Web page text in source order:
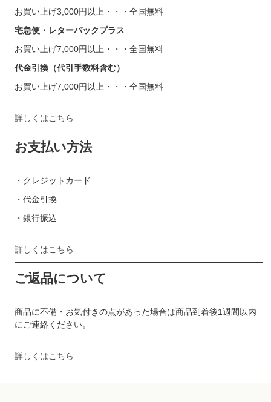
お買い上げ3,000円以上・・・全国無料
宅急便・レターパックプラス
お買い上げ7,000円以上・・・全国無料
代金引換（代引手数料含む）
お買い上げ7,000円以上・・・全国無料
詳しくはこちら
お支払い方法
・クレジットカード
・代金引換
・銀行振込
詳しくはこちら
ご返品について
商品に不備・お気付きの点があった場合は商品到着後1週間以内
にご連絡ください。
詳しくはこちら